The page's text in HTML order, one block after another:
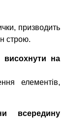
призводить
строю.
висохнути на
елементів,
всередину